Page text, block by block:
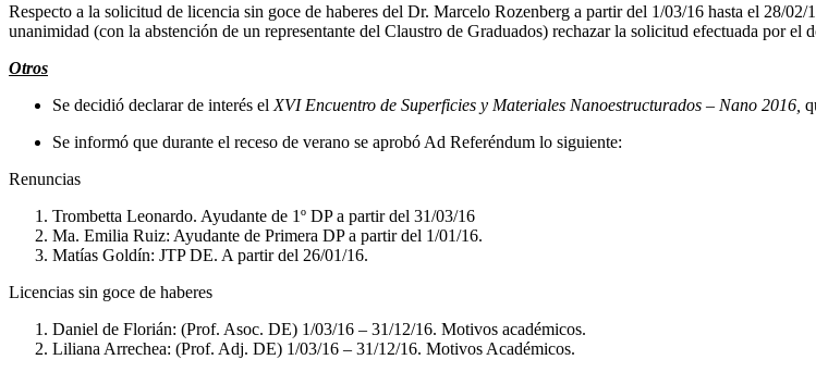
Respecto a la solicitud de licencia sin goce de haberes del Dr. Marcelo Rozenberg a partir del 1/03/16 hasta el 28/
unanimidad (con la abstención de un representante del Claustro de Graduados) rechazar la solicitud efectuada por el
Otros
Se decidió declarar de interés el XVI Encuentro de Superficies y Materiales Nanoestructurados – Nano 2016,
Se informó que durante el receso de verano se aprobó Ad Referéndum lo siguiente:
Renuncias
Trombetta Leonardo. Ayudante de 1º DP a partir del 31/03/16
Ma. Emilia Ruiz: Ayudante de Primera DP a partir del 1/01/16.
Matías Goldín: JTP DE. A partir del 26/01/16.
Licencias sin goce de haberes
Daniel de Florián: (Prof. Asoc. DE) 1/03/16 – 31/12/16. Motivos académicos.
Liliana Arrechea: (Prof. Adj. DE) 1/03/16 – 31/12/16. Motivos Académicos.